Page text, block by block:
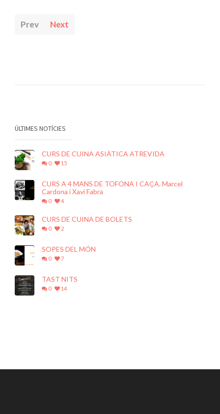
Prev Next
ÚLTIMES NOTÍCIES
CURS DE CUINA ASIÀTICA ATREVIDA
0 15
CURS A 4 MANS DE TOFONA I CAÇA. Marcel
Cardona i Xavi Fabra
0 4
CURS DE CUINA DE BOLETS
0 2
SOPES DEL MÓN
0 7
TAST NITS
0 14